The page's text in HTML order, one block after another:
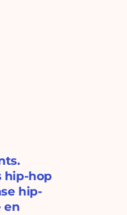
hip-hop
hip-
en